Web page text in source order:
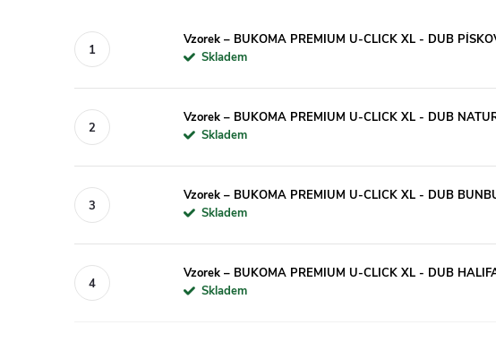
Vzorek – BUKOMA PREMIUM U-CLICK XL - DUB
Skladem
Vzorek – BUKOMA PREMIUM U-CLICK XL - DUB
Skladem
Vzorek – BUKOMA PREMIUM U-CLICK XL - DUB
Skladem
Vzorek – BUKOMA PREMIUM U-CLICK XL - DUB
Skladem